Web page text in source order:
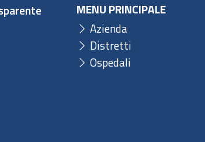
MENU PRINCIPALE
Azienda
Distretti
Ospedali